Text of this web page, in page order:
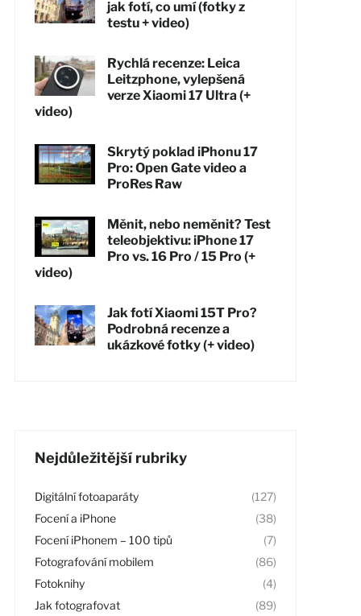
jak fotí, co umí (fotky z
testu + video)
Rychlá recenze: Leica
Leitzphone, vylepšená
verze Xiaomi 17 Ultra (+
video)
Skrytý poklad iPhonu 17
Pro: Open Gate video a
ProRes Raw
Měnit, nebo neměnit? Test
teleobjektivu: iPhone 17
Pro vs. 16 Pro / 15 Pro (+
video)
Jak fotí Xiaomi 15T Pro?
Podrobná recenze a
ukázkové fotky (+ video)
Nejdůležitější rubriky
Digitální fotoaparáty
(127)
Focení a iPhone
(38)
Focení iPhonem – 100 tipů
(7)
Fotografování mobilem
(86)
Fotoknihy
(4)
Jak fotografovat
(89)